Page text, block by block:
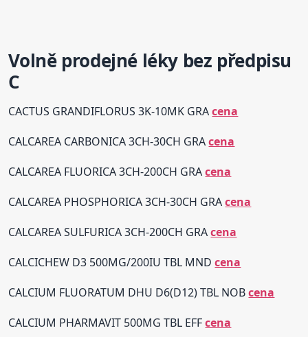
Volně prodejné léky bez předpisu
C
CACTUS GRANDIFLORUS 3K-10MK GRAcena
CALCAREA CARBONICA 3CH-30CH GRAcena
CALCAREA FLUORICA 3CH-200CH GRAcena
CALCAREA PHOSPHORICA 3CH-30CH GRAcena
CALCAREA SULFURICA 3CH-200CH GRAcena
CALCICHEW D3 500MG/200IU TBL MNDcena
CALCIUM FLUORATUM DHU D6(D12) TBL NOBcena
CALCIUM PHARMAVIT 500MG TBL EFFcena